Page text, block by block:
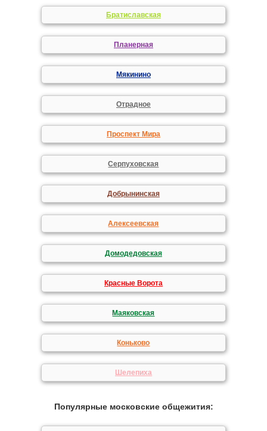
Братиславская
Планерная
Мякинино
Отрадное
Проспект Мира
Серпуховская
Добрынинская
Алексеевская
Домодедовская
Красные Ворота
Маяковская
Коньково
Шелепиха
Популярные московские общежития: